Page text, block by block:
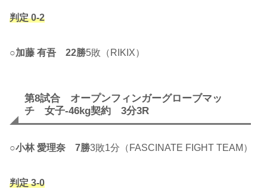
判定 0-2
○加藤 有吾 22勝5敗（RIKIX）
第8試合 オープンフィンガーグローブマッ
チ 女子-46kg契約 3分3R
○小林 愛理奈 7勝3敗1分（FASCINATE FIGHT TEAM）
判定 3-0